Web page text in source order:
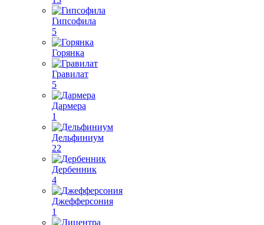
Гипсофила
5
Горянка
Гравилат
5
Дармера
1
Дельфиниум
22
Дербенник
4
Джефферсония
1